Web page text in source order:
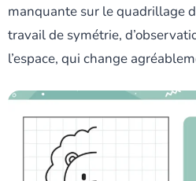
manquante sur le quadrillage
travail de symétrie,
l’espace, qui change